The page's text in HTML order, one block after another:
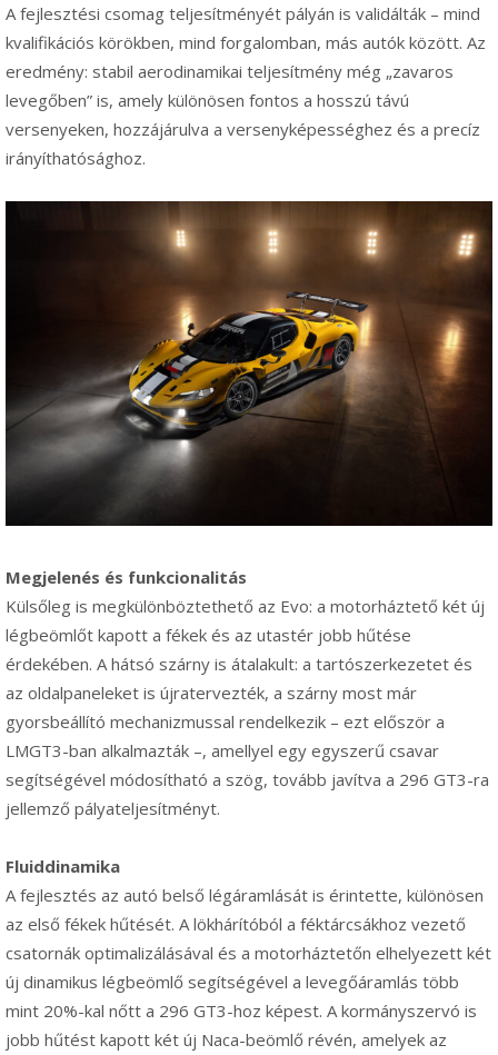
A fejlesztési csomag teljesítményét pályán is validálták – mind
kvalifikációs körökben, mind forgalomban, más autók között. Az
eredmény: stabil aerodinamikai teljesítmény még „zavaros
levegőben” is, amely különösen fontos a hosszú távú
versenyeken, hozzájárulva a versenyképességhez és a precíz
irányíthatósághoz.
Megjelenés és funkcionalitás
Külsőleg is megkülönböztethető az Evo: a motorháztető két új
légbeömlőt kapott a fékek és az utastér jobb hűtése
érdekében. A hátsó szárny is átalakult: a tartószerkezetet és
az oldalpaneleket is újratervezték, a szárny most már
gyorsbeállító mechanizmussal rendelkezik – ezt először a
LMGT3-ban alkalmazták –, amellyel egy egyszerű csavar
segítségével módosítható a szög, tovább javítva a 296 GT3-ra
jellemző pályateljesítményt.
Fluiddinamika
A fejlesztés az autó belső légáramlását is érintette, különösen
az első fékek hűtését. A lökhárítóból a féktárcsákhoz vezető
csatornák optimalizálásával és a motorháztetőn elhelyezett két
új dinamikus légbeömlő segítségével a levegőáramlás több
mint 20%-kal nőtt a 296 GT3-hoz képest. A kormányszervó is
jobb hűtést kapott két új Naca-beömlő révén, amelyek az